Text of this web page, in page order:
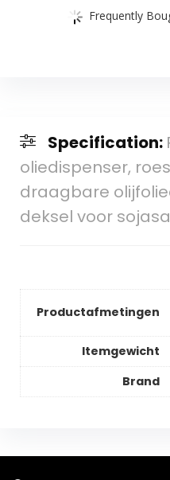
Frequently
Specification:
oliedispenser,
draagbare
deksel voor
Productafmetingen
Itemgewicht
Brand